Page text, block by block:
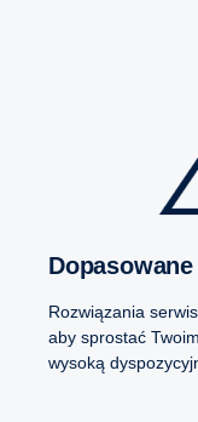
Rozwiązania
aby sprostać
wysoką